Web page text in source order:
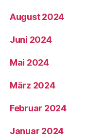
August 2024
Juni 2024
Mai 2024
März 2024
Februar 2024
Januar 2024